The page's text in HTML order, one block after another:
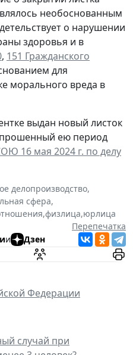
необоснованным
о нарушении
здоровья и в
, 151 Гражданского
для
морального вреда в
выдан новый листок
ею период
16 мая 2024 г. по делу
делопроизводство,
сфера,
,физлица,юрлица
Перепечатка
и Дзен
Федерации
случай при